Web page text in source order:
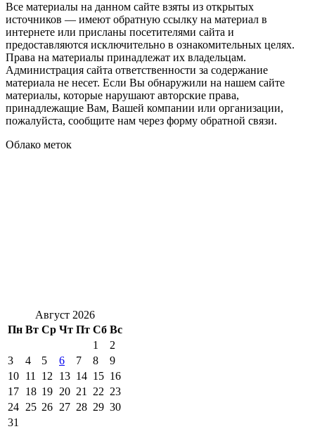
Все материалы на данном сайте взяты из открытых
источников — имеют обратную ссылку на материал в
интернете или присланы посетителями сайта и
предоставляются исключительно в ознакомительных целях.
Права на материалы принадлежат их владельцам.
Администрация сайта ответственности за содержание
материала не несет. Если Вы обнаружили на нашем сайте
материалы, которые нарушают авторские права,
принадлежащие Вам, Вашей компании или организации,
пожалуйста, сообщите нам через форму обратной связи.
Облако меток
Август 2026
Пн Вт Ср Чт Пт Сб Вс
1
2
3
4 5 6 7 8
9
10 11 12 13 14 15 16
17 18 19 20 21 22 23
24 25 26 27 28 29 30
31